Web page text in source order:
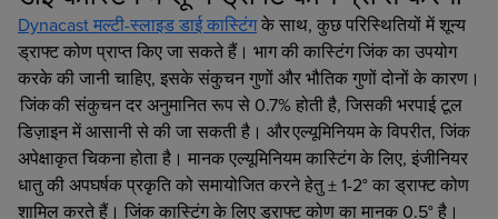
Dynacast मल्टी-स्लाइड डाई कास्टिंगके साथ, कुछ परिस्थितियों में शून्य
ड्राफ्ट कोण प्राप्त किए जा सकते हैं। भाग की कास्टिंग जिंक का उपयोग
करके की जानी चाहिए, इसके संकुचन गुणों और भौतिक गुणों दोनों के कारण।
जिंक की संकुचन दर अनुमानित रूप से 0.7% होती है, जिसकी भरपाई टूल
डिज़ाइन में आसानी से की जा सकती है। और एल्यूमिनियम के विपरीत, जिंक
अपेक्षाकृत चिकना होता है। मानक एल्यूमिनियम कास्टिंग के लिए, इंजीनियर
धातु की अपघर्षक प्रकृति को समायोजित करने हेतु ± 1-2° का ड्राफ्ट कोण
शामिल करते हैं। जिंक कास्टिंग के लिए ड्राफ्ट कोण का मानक 0.5° है।